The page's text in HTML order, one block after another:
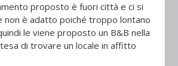
proposto è fuori città e ci si
non è adatto poiché troppo lontano
le viene proposto un B&B nella
di trovare un locale in affitto